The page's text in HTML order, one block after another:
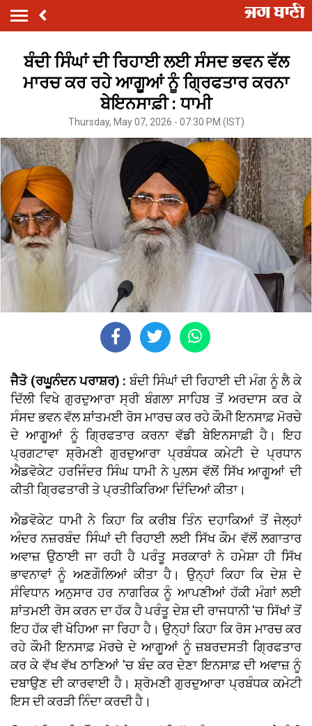
ਬੰਦੀ ਸਿੰਘਾਂ ਦੀ ਰਿਹਾਈ ਲਈ ਸੰਸਦ ਭਵਨ ਵੱਲ
ਮਾਰਚ ਕਰ ਰਹੇ ਆਗੂਆਂ ਨੂੰ ਗ੍ਰਿਫਤਾਰ ਕਰਨਾ
ਬੇਇਨਸਾਫ਼ੀ : ਧਾਮੀ
Thursday, May 07, 2026 - 07:30 PM (IST)
ਜੈਤੋ (ਰਘੂਨੰਦਨ ਪਰਾਸ਼ਰ) :ਬੰਦੀ ਸਿੰਘਾਂ ਦੀ ਰਿਹਾਈ ਦੀ ਮੰਗ ਨੂੰ ਲੈ ਕੇ
ਦਿੱਲੀ ਵਿਖੇ ਗੁਰਦੁਆਰਾ ਸ੍ਰੀ ਬੰਗਲਾ ਸਾਹਿਬ ਤੋਂ ਅਰਦਾਸ ਕਰ ਕੇ
ਸੰਸਦ ਭਵਨ ਵੱਲ ਸ਼ਾਂਤਮਈ ਰੋਸ ਮਾਰਚ ਕਰ ਰਹੇ ਕੌਮੀ ਇਨਸਾਫ਼ ਮੋਰਚੇ
ਦੇ ਆਗੂਆਂ ਨੂੰ ਗ੍ਰਿਫਤਾਰ ਕਰਨਾ ਵੱਡੀ ਬੇਇਨਸਾਫ਼ੀ ਹੈ। ਇਹ
ਪ੍ਰਗਟਾਵਾ ਸ਼੍ਰੋਮਣੀ ਗੁਰਦੁਆਰਾ ਪ੍ਰਬੰਧਕ ਕਮੇਟੀ ਦੇ ਪ੍ਰਧਾਨ
ਐਡਵੋਕੇਟ ਹਰਜਿੰਦਰ ਸਿੰਘ ਧਾਮੀ ਨੇ ਪੁਲਸ ਵੱਲੋਂ ਸਿੱਖ ਆਗੂਆਂ ਦੀ
ਕੀਤੀ ਗ੍ਰਿਫਤਾਰੀ ਤੇ ਪ੍ਰਤੀਕਿਰਿਆ ਦਿੰਦਿਆਂ ਕੀਤਾ।
ਐਡਵੋਕੇਟ ਧਾਮੀ ਨੇ ਕਿਹਾ ਕਿ ਕਰੀਬ ਤਿੰਨ ਦਹਾਕਿਆਂ ਤੋਂ ਜੇਲ੍ਹਾਂ
ਅੰਦਰ ਨਜ਼ਰਬੰਦ ਸਿੰਘਾਂ ਦੀ ਰਿਹਾਈ ਲਈ ਸਿੱਖ ਕੌਮ ਵੱਲੋਂ ਲਗਾਤਾਰ
ਅਵਾਜ਼ ਉਠਾਈ ਜਾ ਰਹੀ ਹੈ ਪਰੰਤੂ ਸਰਕਾਰਾਂ ਨੇ ਹਮੇਸ਼ਾ ਹੀ ਸਿੱਖ
ਭਾਵਨਾਵਾਂ ਨੂੰ ਅਣਗੌਲਿਆਂ ਕੀਤਾ ਹੈ। ਉਨ੍ਹਾਂ ਕਿਹਾ ਕਿ ਦੇਸ਼ ਦੇ
ਸੰਵਿਧਾਨ ਅਨੁਸਾਰ ਹਰ ਨਾਗਰਿਕ ਨੂੰ ਆਪਣੀਆਂ ਹੱਕੀ ਮੰਗਾਂ ਲਈ
ਸ਼ਾਂਤਮਈ ਰੋਸ ਕਰਨ ਦਾ ਹੱਕ ਹੈ ਪਰੰਤੂ ਦੇਸ਼ ਦੀ ਰਾਜਧਾਨੀ 'ਚ ਸਿੱਖਾਂ ਤੋਂ
ਇਹ ਹੱਕ ਵੀ ਖੋਹਿਆ ਜਾ ਰਿਹਾ ਹੈ। ਉਨ੍ਹਾਂ ਕਿਹਾ ਕਿ ਰੋਸ ਮਾਰਚ ਕਰ
ਰਹੇ ਕੌਮੀ ਇਨਸਾਫ਼ ਮੋਰਚੇ ਦੇ ਆਗੂਆਂ ਨੂੰ ਜ਼ਬਰਦਸਤੀ ਗ੍ਰਿਫਤਾਰ
ਕਰ ਕੇ ਵੱਖ ਵੱਖ ਠਾਣਿਆਂ 'ਚ ਬੰਦ ਕਰ ਦੇਣਾ ਇਨਸਾਫ਼ ਦੀ ਅਵਾਜ਼ ਨੂੰ
ਦਬਾਉਣ ਦੀ ਕਾਰਵਾਈ ਹੈ। ਸ਼੍ਰੋਮਣੀ ਗੁਰਦੁਆਰਾ ਪ੍ਰਬੰਧਕ ਕਮੇਟੀ
ਇਸ ਦੀ ਕਰੜੀ ਨਿੰਦਾ ਕਰਦੀ ਹੈ।